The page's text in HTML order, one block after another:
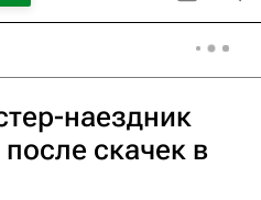
наездник
скачек в